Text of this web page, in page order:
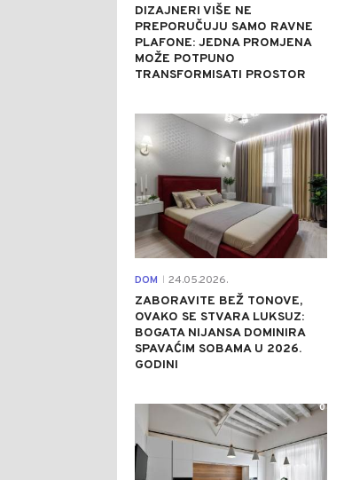
DIZAJNERI VIŠE NE
PREPORUČUJU SAMO RAVNE
PLAFONE: JEDNA PROMJENA
MOŽE POTPUNO
TRANSFORMISATI PROSTOR
DOM 24.05.2026.
ZABORAVITE BEŽ TONOVE,
OVAKO SE STVARA LUKSUZ:
BOGATA NIJANSA DOMINIRA
SPAVAĆIM SOBAMA U 2026.
GODINI
0
0